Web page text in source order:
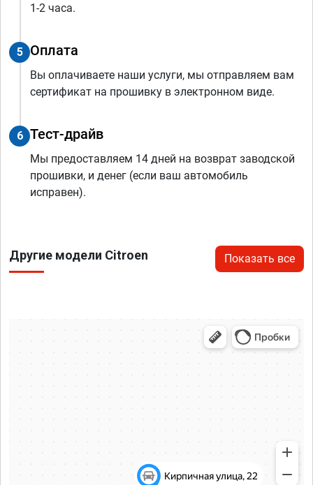
1-2 часа.
5 Оплата
Вы оплачиваете наши услуги, мы отправляем вам
сертификат на прошивку в электронном виде.
6 Тест-драйв
Мы предоставляем 14 дней на возврат заводской
прошивки, и денег (если ваш автомобиль
исправен).
Другие модели Citroen Показать все